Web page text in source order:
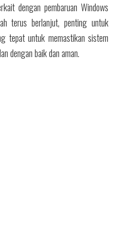
dengan pembaruan Windows
terus berlanjut, penting untuk
tepat untuk memastikan sistem
dengan baik dan aman.